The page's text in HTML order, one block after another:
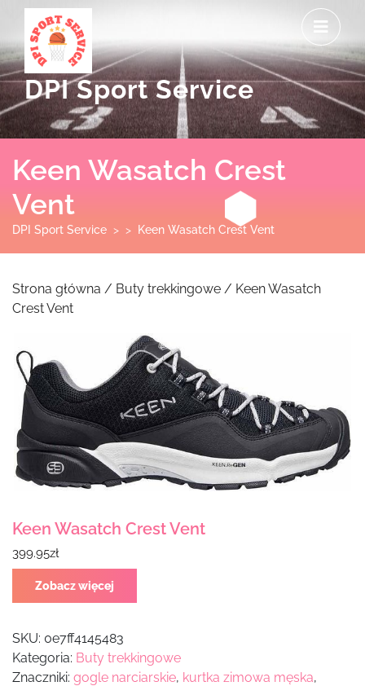
content
DPI Sport Service
Keen Wasatch Crest
Vent
DPI Sport Service > > Keen Wasatch Crest Vent
Strona główna / Buty trekkingowe / Keen Wasatch
Crest Vent
Keen Wasatch Crest Vent
399.95zł
Zobacz więcej
SKU: 0e7ff4145483
Kategoria: Buty trekkingowe
Znaczniki: gogle narciarskie, kurtka zimowa męska,